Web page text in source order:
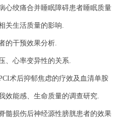
心绞痛合并睡眠障碍患者睡眠质量
关生活质量的影响.
的干预效果分析.
、心率变异性的关系.
术后抑郁焦虑的疗效及血清单胺
效能感、生命质量的调查研究.
髓损伤后神经源性膀胱患者的效果